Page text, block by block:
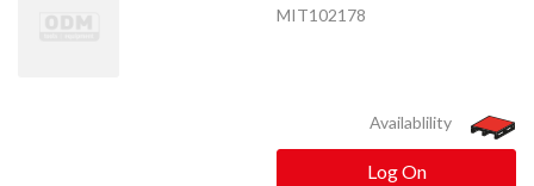
MIT102178
Availablility
Log On